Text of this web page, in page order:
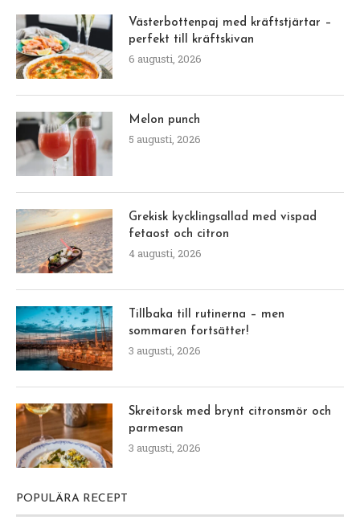
Västerbottenpaj med kräftstjärtar –
perfekt till kräftskivan
6 augusti, 2026
Melon punch
5 augusti, 2026
Grekisk kycklingsallad med vispad
fetaost och citron
4 augusti, 2026
Tillbaka till rutinerna – men
sommaren fortsätter!
3 augusti, 2026
Skreitorsk med brynt citronsmör och
parmesan
3 augusti, 2026
POPULÄRA RECEPT